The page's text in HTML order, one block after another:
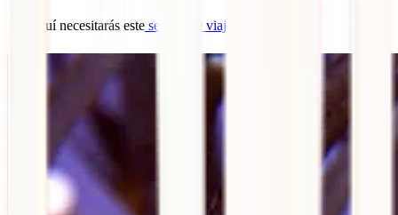
🐟 Aquí necesitarás este seguro de viaje a Tailandia